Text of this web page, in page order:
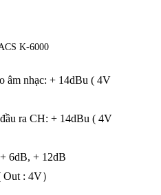
K-6000
âm nhạc: + 14dBu ( 4V
ra CH: + 14dBu ( 4V
6dB, + 12dB
: 4V）